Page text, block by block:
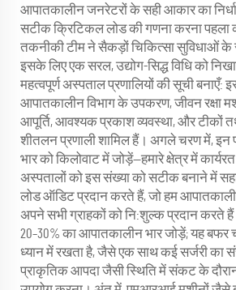
आपातकालीन जनरेटरों के सही आकार का
सटीक क्रिटिकल लोड की गणना करना पहला
तकनीकी टीम ने सैकड़ों चिकित्सा सुविधाओं
इसके लिए एक सरल, उद्योग-सिद्ध विधि को
महत्वपूर्ण अस्पताल प्रणालियों की सूची
आपातकालीन विभाग के उपकरण, जीवन रक्षा
आपूर्ति, आवश्यक प्रकाश व्यवस्था, और टीकों
शीतलन प्रणाली शामिल हैं। अगले चरण में, इन
भार को किलोवाट में जोड़ें—हमारे क्षेत्र में
अस्पतालों को इस संख्या को सटीक बनाने में
लोड ऑडिट प्रदान करते हैं, जो हम
अपने सभी ग्राहकों को नि:शुल्क प्रदान करते
20–30% का आपातकालीन भार जोड़ें; यह बफर
ध्यान में रखता है, जैसे एक साथ कई सर्जरी का
प्राकृतिक आपदा जैसी स्थिति में संकट के